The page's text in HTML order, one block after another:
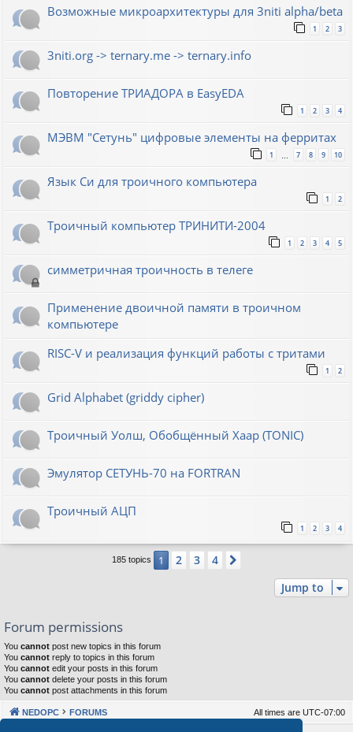
Возможные микроархитектуры для 3niti alpha/beta
1 2 3
3niti.org -> ternary.me -> ternary.info
Повторение ТРИАДОРА в EasyEDA
1 2 3 4
МЭВМ "Сетунь" цифровые элементы на ферритах
1 … 7 8 9 10
Язык Си для троичного компьютера
1 2
Троичный компьютер ТРИНИТИ-2004
1 2 3 4 5
симметричная троичность в телеге
Применение двоичной памяти в троичном
компьютере
RISC-V и реализация функций работы с тритами
1 2
Grid Alphabet (griddy cipher)
Троичный Уолш, Обобщённый Хаар (TONIC)
Эмулятор СЕТУНЬ-70 на FORTRAN
Троичный АЦП
1 2 3 4
185 topics 1 2 3 4
Jump to
Forum permissions
You cannot post new topics in this forum
You cannot reply to topics in this forum
You cannot edit your posts in this forum
You cannot delete your posts in this forum
You cannot post attachments in this forum
NEDOPC FORUMS All times are UTC-07:00